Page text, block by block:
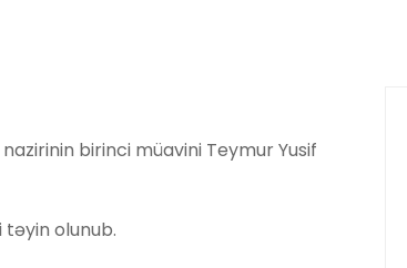
birinci müavini Teymur Yusif
təyin olunub.